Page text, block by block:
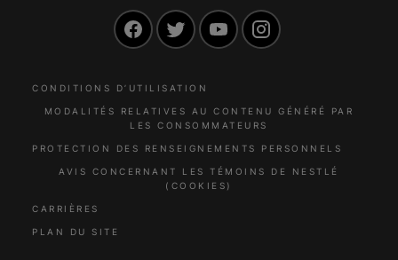
FacebookTwitter YouTube
CONDITIONS D’UTILISATION
MODALITÉS RELATIVES AU CONTENU GÉNÉRÉ PAR
LES CONSOMMATEURS
PROTECTION DES RENSEIGNEMENTS PERSONNELS
AVIS CONCERNANT LES TÉMOINS DE NESTLÉ
(COOKIES)
CARRIÈRES
PLAN DU SITE